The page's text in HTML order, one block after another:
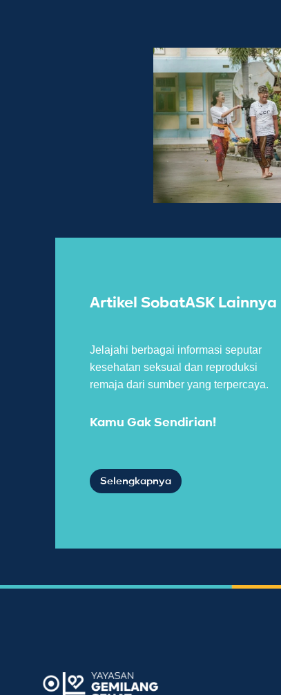
Artikel SobatASK Lainnya
Jelajahi berbagai informasi seputar
kesehatan seksual dan reproduksi
remaja dari sumber yang terpercaya.
Kamu Gak Sendirian!
Selengkapnya